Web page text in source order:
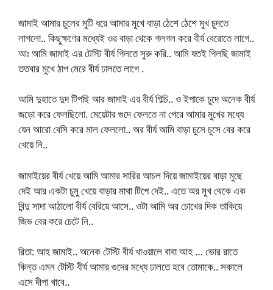
জামাই আমার চুলের মুটি ধরে আমার মুখে বাড়া ঠেশে ঠেশে মুখ চুদতে
লাগলো.. কিছুক্ষণের মধ্যেই ওর বাড়া থেকে গলগল করে বীর্য বেরোতে লাগে..
আঃ আমি জামাই এর টেস্টি বীর্য গিলতে সুরু করি.. আমি যতই গিলছি জামাই
ততবার মুখে ঠাপ মেরে বীর্য ঢালতে লাগে .
আমি দুহাতে দুদ টিপছি আর জামাই এর বীর্য গিল্চি.. ও ইপাকে চুদে অনেক বীর্য
জড়ো করে ফেলছিলো. মেয়েটার গুদে ফেলতে না পেরে আমার মুখের মধ্যে
যেন আরো বেসি করে মাল ফেললো.. অর বীর্য আমি বাড়া চুসে চুসে বের করে
খেয়ে নি..
জামাইয়ের বীর্য খেয়ে আমি আমার সারির আচল দিয়ে জামাইয়ের বাড়া মুছে
দেই আর একটা চুমু খেয়ে বাড়ার মাথা টিপে দেই.. এতে অর মুখ থেকে এক
বিন্দু সাদা আঠালো বীর্য বেরিয়ে আসে.. ওটা আমি অর চোখের দিক তাকিয়ে
জিভ বের করে চেটে নি..
রিতা: আহ জামাই.. অনেক টেস্টি বীর্য খাওয়ালে বাবা আহ … ভোর রাতে
কিন্ত এমন টেস্টি বীর্য আমার গুদের মধ্যে ঢালতে হবে তোমাকে.. সকালে
এসে দীপা খাবে..